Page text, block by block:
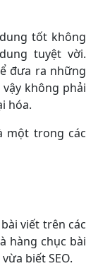
tốt không
tuyệt vời.
đưa ra những
không phải
hóa.
một trong các
viết trên các
hàng chục bài
biết SEO.